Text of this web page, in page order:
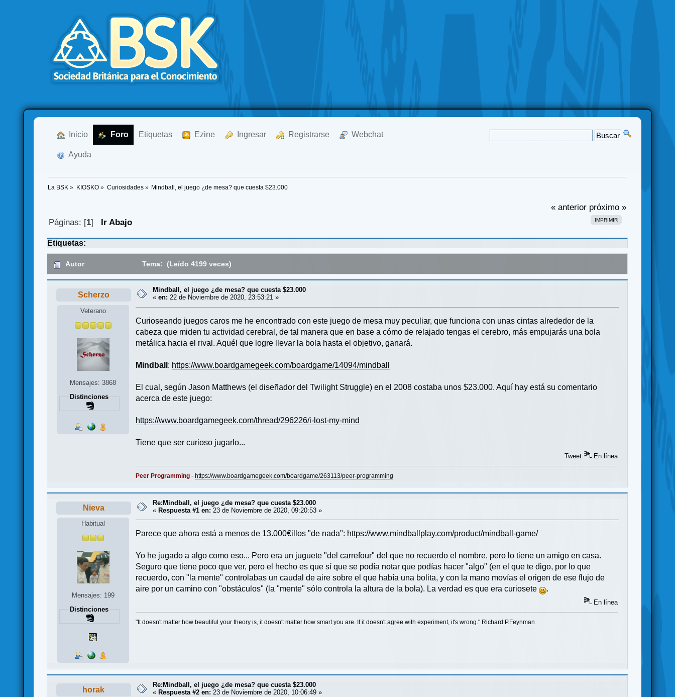
Inicio Foro Etiquetas Ezine Ingresar Registrarse Webchat
Ayuda
La BSK » KIOSKO» Curiosidades» Mindball, el juego ¿de mesa? que cuesta $23.000
« anterior próximo »
IMPRIMIR
Páginas: [1] Ir Abajo
Etiquetas:
Autor Tema: (Leído 4199 veces)
Scherzo
Veterano
Mensajes: 3868
Distinciones
Mindball, el juego ¿de mesa? que cuesta $23.000
«en: 22 de Noviembre de 2020, 23:53:21 »
Curioseando juegos caros me he encontrado con este juego de mesa muy peculiar, que funciona con unas cintas alrededor de la
cabeza que miden tu actividad cerebral, de tal manera que en base a cómo de relajado tengas el cerebro, más empujarás una bola
metálica hacia el rival. Aquél que logre llevar la bola hasta el objetivo, ganará.
Mindball : https://www.boardgamegeek.com/boardgame/14094/mindball
El cual, según Jason Matthews (el diseñador del Twilight Struggle) en el 2008 costaba unos $23.000. Aquí hay está su comentario
acerca de este juego:
https://www.boardgamegeek.com/thread/296226/i-lost-my-mind
Tiene que ser curioso jugarlo...
Tweet En línea
Peer Programming -https://www.boardgamegeek.com/boardgame/263113/peer-programming
Nieva
Habitual
Mensajes: 199
Distinciones
Re:Mindball, el juego ¿de mesa? que cuesta $23.000
«Respuesta #1 en: 23 de Noviembre de 2020, 09:20:53 »
Parece que ahora está a menos de 13.000€illos "de nada": https://www.mindballplay.com/product/mindball-game/
Yo he jugado a algo como eso... Pero era un juguete "del carrefour" del que no recuerdo el nombre, pero lo tiene un amigo en casa.
Seguro que tiene poco que ver, pero el hecho es que sí que se podía notar que podías hacer "algo" (en el que te digo, por lo que
recuerdo, con "la mente" controlabas un caudal de aire sobre el que había una bolita, y con la mano movías el origen de ese flujo de
aire por un camino con "obstáculos" (la "mente" sólo controla la altura de la bola). La verdad es que era curiosete
.
En línea
"It doesn't matter how beautiful your theory is, it doesn't matter how smart you are. If it doesn't agree with experiment, it's wrong." Richard P.Feynman
horak
Re:Mindball, el juego ¿de mesa? que cuesta $23.000
« Respuesta #2 en: 23 de Noviembre de 2020, 10:06:49 »